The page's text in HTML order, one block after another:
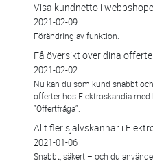
Visa kundnetto i
2021-02-09
Förändring av funktion.
Få översikt över dina
2021-02-02
Nu kan du som kund snabbt
offerter hos Elektroskandia
”Offertfråga”.
Allt fler självskannar i
2021-01-06
Snabbt, säkert – och du